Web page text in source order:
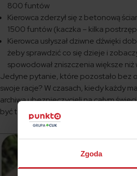
Zgoda
800 funtów
Kierowca zderzył się z betonową
1500 funtów (kaczka – kilka
Kierowca usłyszał dziwne dźwięki
żeby sprawdzić co się dzieje i
spowodował zniszczenia większe
Jedyne pytanie, które pozostało bez
swoje racje? W czasach, kiedy każdy
archiwa ubezpieczycieli na całym
być też pełne zdjęć i nagrań